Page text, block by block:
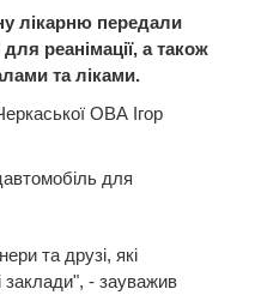
лікарню передали
реанімації, а також
та ліками.
ОВА Ігор
для
та друзі, які
заклади", - зауважив